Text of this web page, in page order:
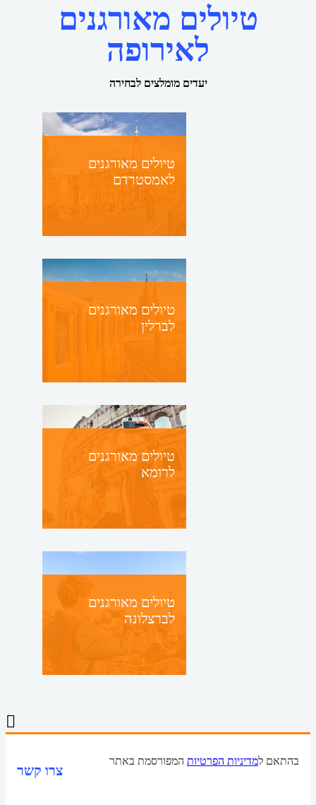
טיולים מאורגנים
לאירופה
יעדים מומלצים לבחירה
טיולים מאורגנים
לאמסטרדם
טיולים מאורגנים
לברלין
טיולים מאורגנים
לרומא
טיולים מאורגנים
לברצלונה
צרו קשר
בהתאם למדיניות הפרטיות המפורסמת באתר